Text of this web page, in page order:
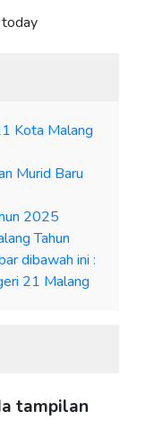
Kota Malang
Murid Baru
2025
Tahun
dibawah ini :
21 Malang
tampilan